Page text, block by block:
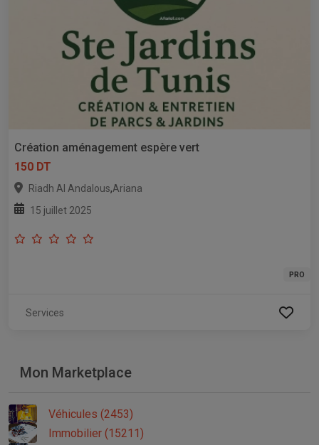
Création aménagement espère vert
150 DT
Riadh Al Andalous,Ariana
15 juillet 2025
PRO
Services
Mon Marketplace
Véhicules (2453)
Immobilier (15211)